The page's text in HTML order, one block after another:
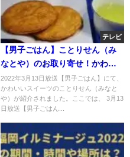
テレビ
【男子ごはん】ことりせん（み
なとや）のお取り寄せ！かわい
いスイーツ！3月13日
2022年3月13日放送【男子ごはん】にて、
かわいいスイーツのことりせん（みなと
や）が紹介されました。ここでは、 3月13
日放送【男子ごはん...